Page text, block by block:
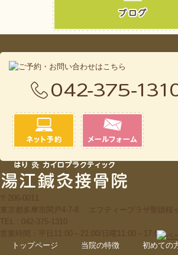
〒206-0011
東京都多摩市関戸4-7-8 エフティープラザ聖蹟桜
TEL : 042-375-1310
営業時間：平日11:00～21:00/日曜11:00～17:00
トップページ
当院の特徴
初めての